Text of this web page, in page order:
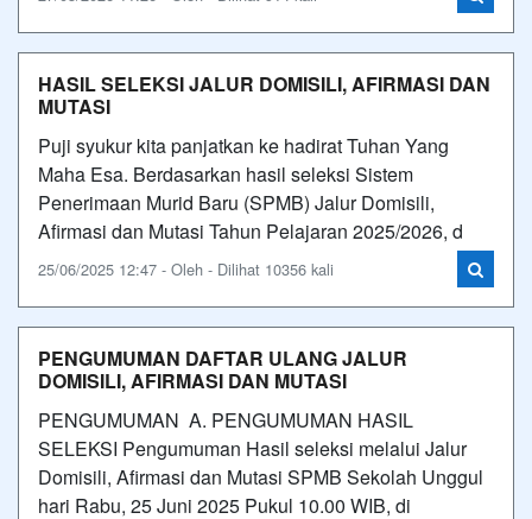
HASIL SELEKSI JALUR DOMISILI, AFIRMASI DAN
MUTASI
Puji syukur kita panjatkan ke hadirat Tuhan Yang
Maha Esa. Berdasarkan hasil seleksi Sistem
Penerimaan Murid Baru (SPMB) Jalur Domisili,
Afirmasi dan Mutasi Tahun Pelajaran 2025/2026, d
25/06/2025 12:47 - Oleh - Dilihat 10356 kali
PENGUMUMAN DAFTAR ULANG JALUR
DOMISILI, AFIRMASI DAN MUTASI
PENGUMUMAN A. PENGUMUMAN HASIL
SELEKSI Pengumuman Hasil seleksi melalui Jalur
Domisili, Afirmasi dan Mutasi SPMB Sekolah Unggul
hari Rabu, 25 Juni 2025 Pukul 10.00 WIB, di